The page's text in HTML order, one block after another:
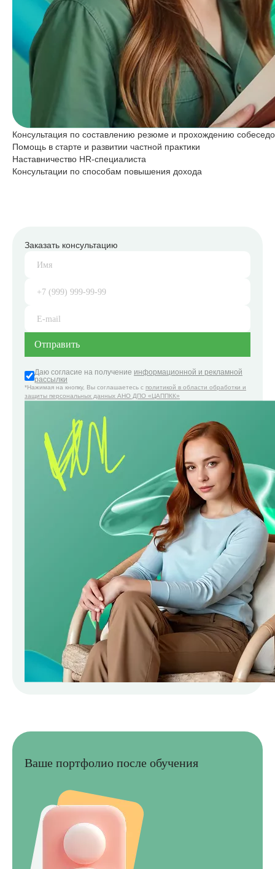
Консультация по составлению резюме и прохождению
Помощь в старте и развитии частной практики
Наставничество HR-специалиста
Консультации по способам повышения дохода
Заказать консультацию
Даю согласие на получение информационной и рекламной
рассылки
*Нажимая на кнопку, Вы соглашаетесь с политикой в области обработки и
защиты персональных данных АНО ДПО «ЦАППКК»
Ваше портфолио после обучения